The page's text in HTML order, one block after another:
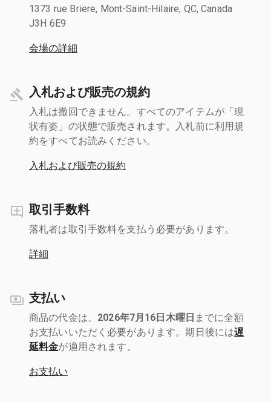
1373 rue Briere, Mont-Saint-Hilaire, QC, Canada
J3H 6E9
会場の詳細
入札および販売の規約
入札は撤回できません。すべてのアイテムが「現
状有姿」の状態で販売されます。入札前に利用規
約をすべてお読みください。
入札および販売の規約
取引手数料
落札者は取引手数料を支払う必要があります。
詳細
支払い
商品の代金は、 2026年7月16日木曜日 までに全額
お支払いいただく必要があります。期日後には遅
延料金が適用されます。
お支払い